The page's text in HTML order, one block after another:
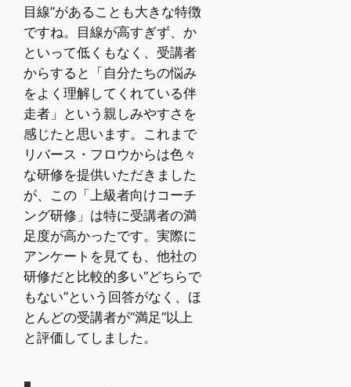
目線”があることも大きな特徴
ですね。目線が高すぎず、か
といって低くもなく、受講者
からすると「自分たちの悩み
をよく理解してくれている伴
走者」という親しみやすさを
感じたと思います。これまで
リバース・フロウからは色々
な研修を提供いただきました
が、この「上級者向けコーチ
ング研修」は特に受講者の満
足度が高かったです。実際に
アンケートを見ても、他社の
研修だと比較的多い“どちらで
もない”という回答がなく、ほ
とんどの受講者が“満足”以上
と評価してしました。